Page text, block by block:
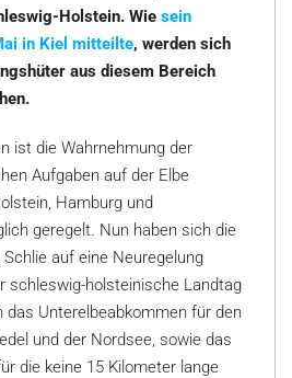
Holstein. Wie sein
in Kiel mitteilte, werden sich
aus diesem Bereich
ist die Wahrnehmung der
Aufgaben auf der Elbe
Hamburg und
geregelt. Nun haben sich die
auf eine Neuregelung
schleswig-holsteinische Landtag
Unterelbeabkommen für den
und der Nordsee, sowie das
die keine 15 Kilometer lange